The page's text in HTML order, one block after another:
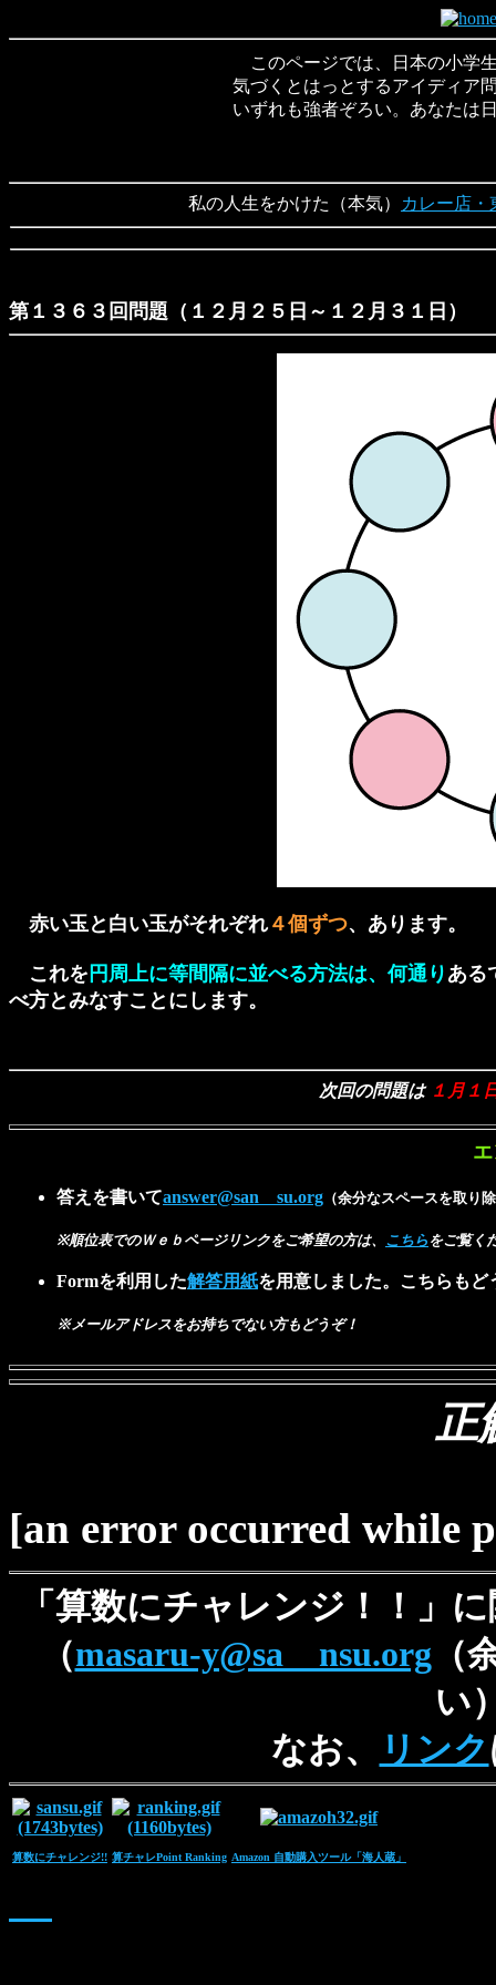
このページでは、日本の小学
気づくとはっとするアイディア
いずれも強者ぞろい。あなたは
私の人生をかけた（本気） カレー店・
第１３６３回問題（１２月２５日～１２月３１日）
赤い玉と白い玉がそれぞれ４個ずつ、あります。
これを 円周上に等間隔に並べる方法は、何通り ある
べ方とみなすことにします。
次回の問題は１月１
エ
答えを書いてanswer@san su.org （余分なスペースを取り
※順位表でのＷｅｂページリンクをご希望の方は、 こちら をご覧く
Formを利用した解答用紙を用意しました。こちらもど
※メールアドレスをお持ちでない方もどうぞ！
正
[an error occurred while
「算数にチャレンジ！！」
（masaru-y@sa nsu.org（
い
なお、
リンク
算数にチャレンジ!! 算チャレPoint Ranking Amazon 自動購入ツール「海人蔵」